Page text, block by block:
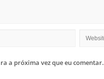
a próxima vez que eu comentar.